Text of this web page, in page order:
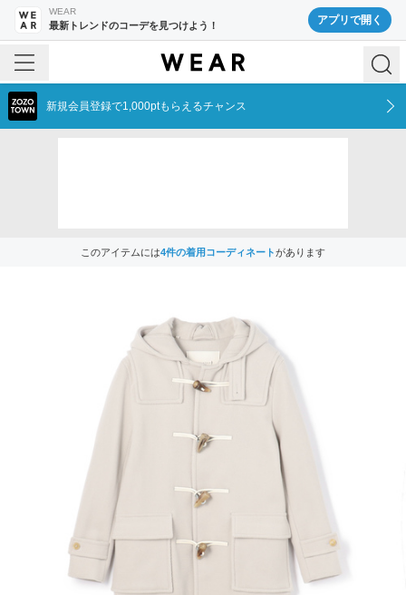
WEAR
最新トレンドのコーデを見つけよう！ アプリで開く
新規会員登録で1,000ptもらえるチャンス
このアイテムには4件の着用コーディネートがあります